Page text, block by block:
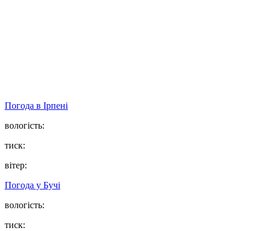
Погода в Ірпені
вологість:
тиск:
вітер:
Погода у Бучі
вологість:
тиск: